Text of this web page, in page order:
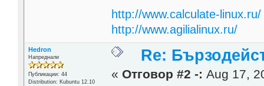
http://www.calculate-linux.ru/
http://www.agilialinux.ru/
Hedron
Напреднали
Публикации: 44
Distribution: Kubuntu 12.10
Re:
« Отговор #2 -: Aug 17,